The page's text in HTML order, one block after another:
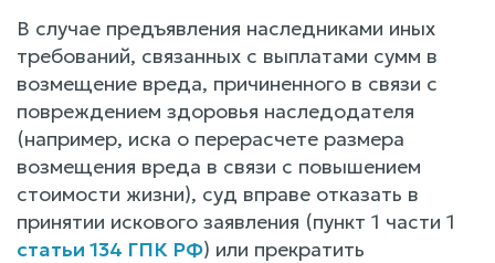
В случае предъявления наследниками иных
требований, связанных с выплатами сумм в
возмещение вреда, причиненного в связи с
повреждением здоровья наследодателя
(например, иска о перерасчете размера
возмещения вреда в связи с повышением
стоимости жизни), суд вправе отказать в
принятии искового заявления (пункт 1 части 1
статьи 134 ГПК РФ) или прекратить